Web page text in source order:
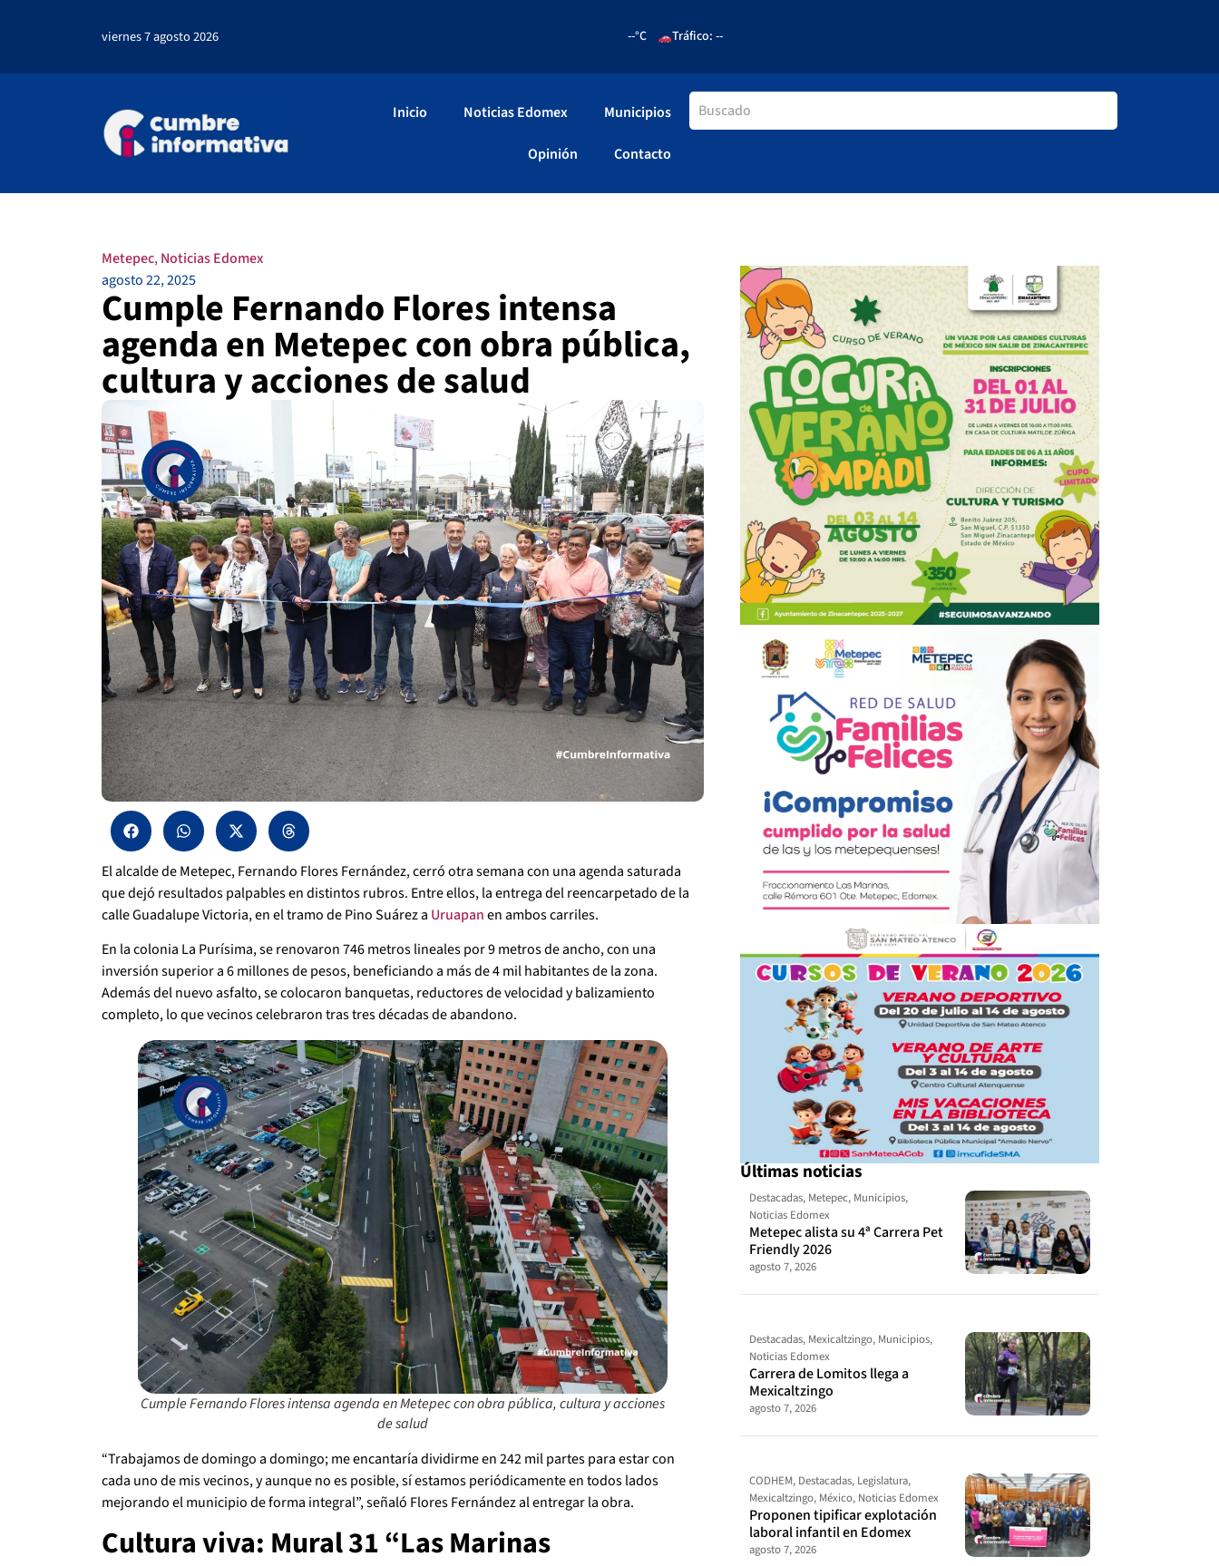
viernes 7 agosto 2026 --°C Tráfico: --
Inicio Noticias Edomex Municipios
Opinión Contacto
Metepec,Noticias Edomex
agosto 22, 2025
Cumple Fernando Flores intensa
agenda en Metepec con obra pública,
cultura y acciones de salud
El alcalde de Metepec, Fernando Flores Fernández, cerró otra semana con una agenda saturada
que dejó resultados palpables en distintos rubros. Entre ellos, la entrega del reencarpetado de la
calle Guadalupe Victoria, en el tramo de Pino Suárez a Uruapanen ambos carriles.
En la colonia La Purísima, se renovaron 746 metros lineales por 9 metros de ancho, con una
inversión superior a 6 millones de pesos, beneficiando a más de 4 mil habitantes de la zona.
Además del nuevo asfalto, se colocaron banquetas, reductores de velocidad y balizamiento
completo, lo que vecinos celebraron tras tres décadas de abandono.
Cumple Fernando Flores intensa agenda en Metepec con obra pública, cultura y acciones
de salud
“Trabajamos de domingo a domingo; me encantaría dividirme en 242 mil partes para estar con
cada uno de mis vecinos, y aunque no es posible, sí estamos periódicamente en todos lados
mejorando el municipio de forma integral”, señaló Flores Fernández al entregar la obra.
Cultura viva: Mural 31 “Las Marinas
Últimas noticias
Destacadas, Metepec, Municipios,
Noticias Edomex
Metepec alista su 4ª Carrera Pet
Friendly 2026
agosto 7, 2026
Destacadas, Mexicaltzingo, Municipios,
Noticias Edomex
Carrera de Lomitos llega a
Mexicaltzingo
agosto 7, 2026
CODHEM, Destacadas, Legislatura,
Mexicaltzingo, México, Noticias Edomex
Proponen tipificar explotación
laboral infantil en Edomex
agosto 7, 2026